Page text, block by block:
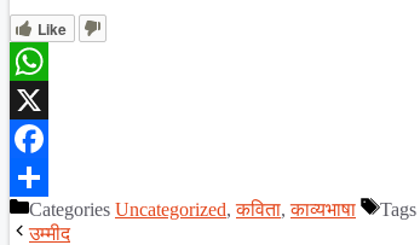
Like
WhatsApp
X
Facebook
ShareCategories Uncategorized,कविता,काव्यभाषा Tags
उम्मीद